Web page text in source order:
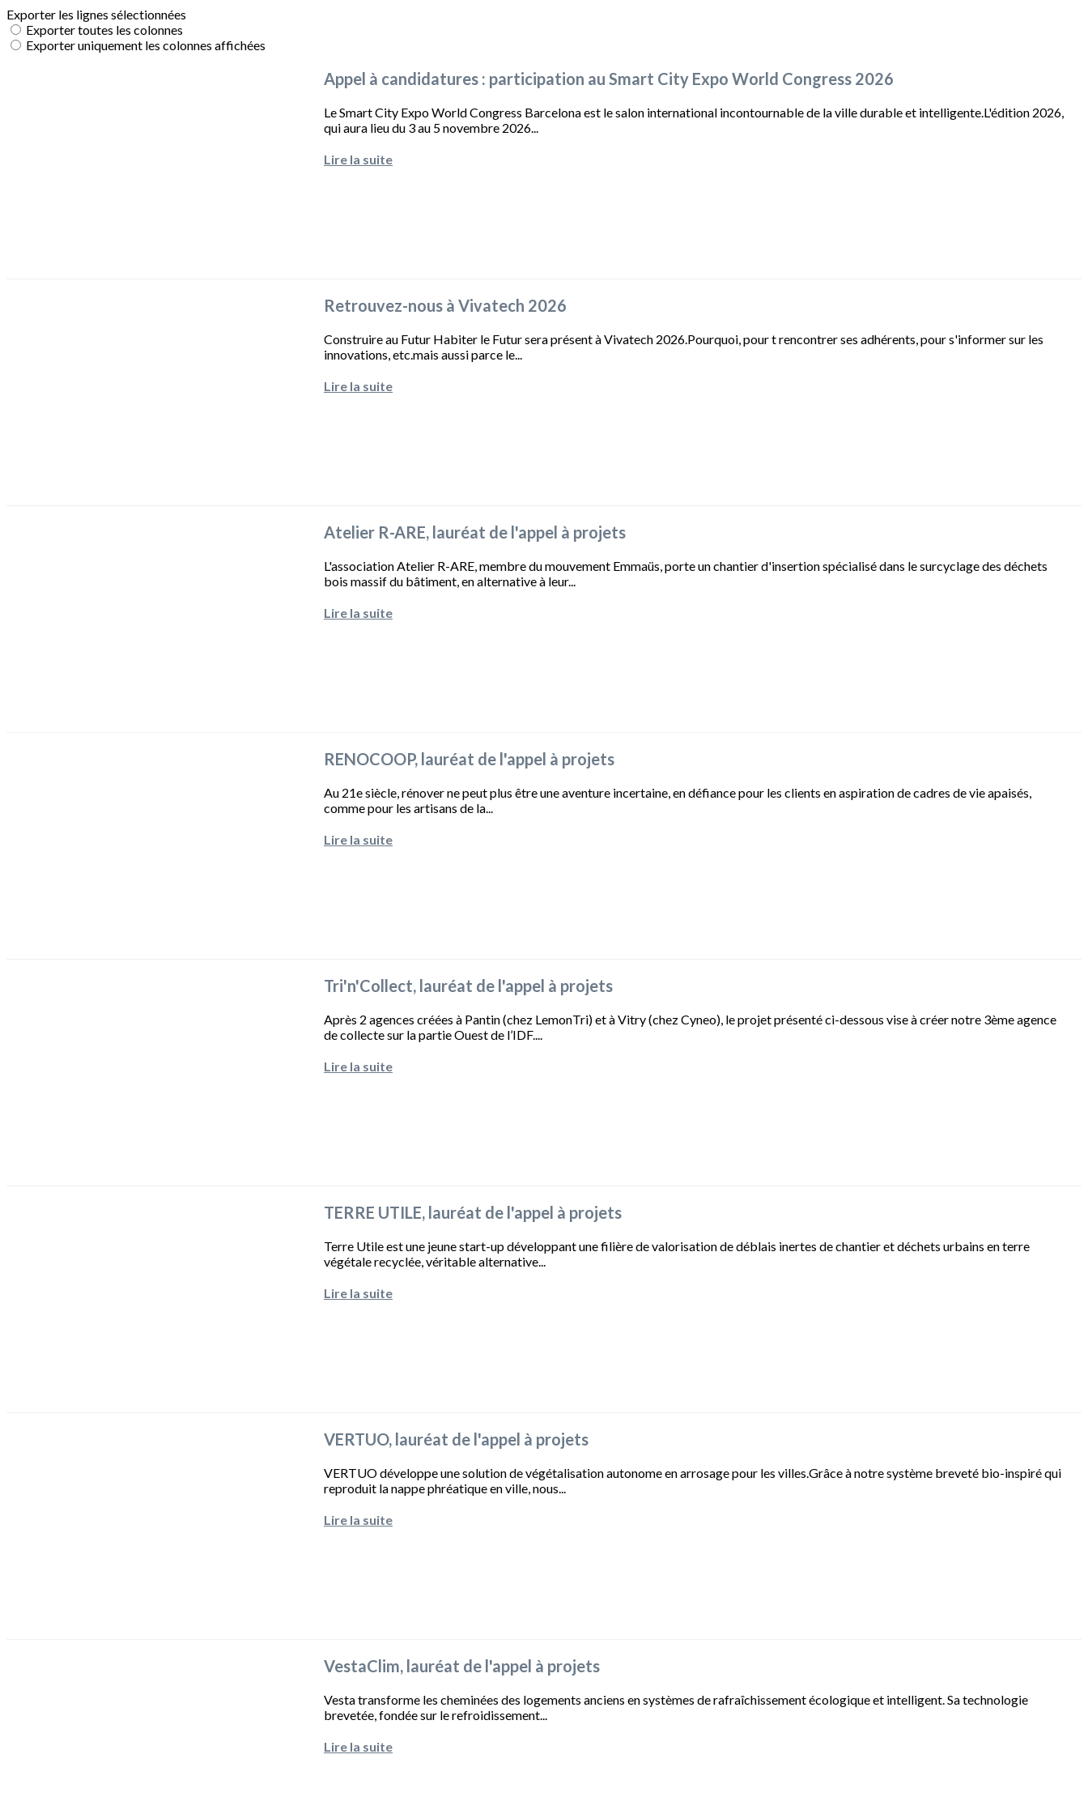
Exporter les lignes sélectionnées
Exporter toutes les colonnes
Exporter uniquement les colonnes affichées
Appel à candidatures : participation au Smart City Expo World Congress 2026
Le Smart City Expo World Congress Barcelona est le salon international incontournable de la ville durable et intelligente.L'édition 2026,
qui aura lieu du 3 au 5 novembre 2026...
Lire la suite
Retrouvez-nous à Vivatech 2026
Construire au Futur Habiter le Futur sera présent à Vivatech 2026.Pourquoi, pour t rencontrer ses adhérents, pour s'informer sur les
innovations, etc.mais aussi parce le...
Lire la suite
Atelier R-ARE, lauréat de l'appel à projets
L'association Atelier R-ARE, membre du mouvement Emmaüs, porte un chantier d'insertion spécialisé dans le surcyclage des déchets
bois massif du bâtiment, en alternative à leur...
Lire la suite
RENOCOOP, lauréat de l'appel à projets
Au 21e siècle, rénover ne peut plus être une aventure incertaine, en défiance pour les clients en aspiration de cadres de vie apaisés,
comme pour les artisans de la...
Lire la suite
Tri'n'Collect, lauréat de l'appel à projets
Après 2 agences créées à Pantin (chez LemonTri) et à Vitry (chez Cyneo), le projet présenté ci-dessous vise à créer notre 3ème agence
de collecte sur la partie Ouest de l’IDF....
Lire la suite
TERRE UTILE, lauréat de l'appel à projets
Terre Utile est une jeune start-up développant une filière de valorisation de déblais inertes de chantier et déchets urbains en terre
végétale recyclée, véritable alternative...
Lire la suite
VERTUO, lauréat de l'appel à projets
VERTUO développe une solution de végétalisation autonome en arrosage pour les villes.Grâce à notre système breveté bio-inspiré qui
reproduit la nappe phréatique en ville, nous...
Lire la suite
VestaClim, lauréat de l'appel à projets
Vesta transforme les cheminées des logements anciens en systèmes de rafraîchissement écologique et intelligent. Sa technologie
brevetée, fondée sur le refroidissement...
Lire la suite